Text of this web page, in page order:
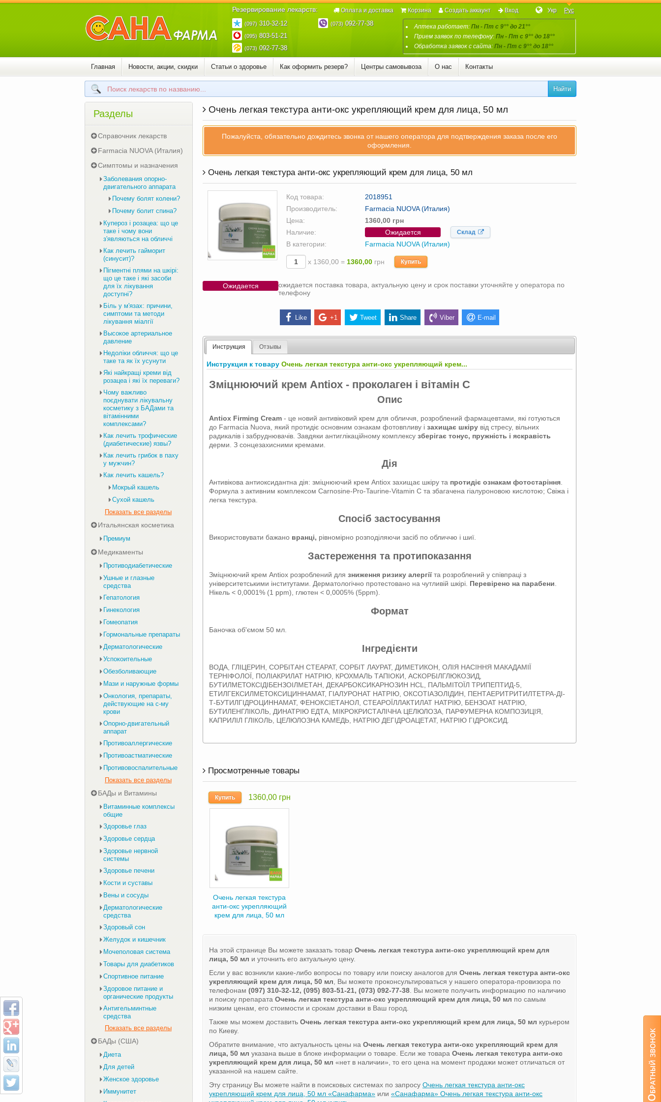
Резервирование лекарств:
(097)310-32-12
(095)803-51-21
(073)092-77-38
(073)092-77-38 Аптека работает:Пн - Пт с 9°° до 21°°
Прием заявок по телефону:Пн - Пт с 9°° до 18°°
Обработка заявок с сайта:Пн - Пт с 9°° до 18°°
Укр Рус
Оплата и доставка Корзина Создать аккаунт Вход
Главная Новости, акции, скидки Статьи о здоровье Как оформить резерв? Центры самовывоза О нас Контакты
Найти
Очень легкая текстура анти-окс укрепляющий крем для лица, 50 мл
Пожалуйста, обязательно дождитесь звонка от нашего оператора для подтверждения заказа после его
оформления.
Очень легкая текстура анти-окс укрепляющий крем для лица, 50 мл
Код товара:
2018951
Производитель:
Farmacia NUOVA (Италия)
Цена:
1360,00 грн
Наличие:
Ожидается Склад
В категории: Farmacia NUOVA (Италия)
х 1360,00 = 1360,00 грн Купить
Ожидается
ожидается поставка товара, актуальную цену и срок поставки уточняйте у оператора по
телефону
Like +1 Tweet Share Viber E-mail
Инструкция Отзывы
Инструкция к товаруОчень легкая текстура анти-окс укрепляющий крем...
Зміцнюючий крем Antiox - проколаген і вітамін С
Опис
Antiox Firming Cream - це новий антивіковий крем для обличчя, розроблений фармацевтами, які готуються
до Farmacia Nuova, який протидіє основним ознакам фотовпливу ізахищає шкіру від стресу, вільних
радикалів і забруднювачів. Завдяки антиглікаційному комплексузберігає тонус, пружність і яскравість
дерми. З сонцезахисними кремами.
Дія
Антивікова антиоксидантна дія: зміцнюючий крем Antiox захищає шкіру та протидіє ознакам фотостаріння
Формула з активним комплексом Carnosine-Pro-Taurine-Vitamin C та збагачена гіалуроновою кислотою; Свіжа і
легка текстура.
Спосіб застосування
Використовувати бажано вранці, рівномірно розподіляючи засіб по обличчю і шиї.
Застереження та протипоказання
Зміцнюючий крем Antiox розроблений длязниження ризику алергіїта розроблений у співпраці з
університетськими інститутами. Дерматологічно протестовано на чутливій шкірі. Перевірено на парабени
Нікель < 0,0001% (1 ppm), глютен < 0,0005% (5ppm).
Формат
Баночка об'ємом 50 мл.
Інгредієнти
ВОДА, ГЛІЦЕРИН, СОРБІТАН СТЕАРАТ, СОРБІТ ЛАУРАТ, ДИМЕТИКОН, ОЛІЯ НАСІННЯ МАКАДАМІЇ
ТЕРНІФОЛОЇ, ПОЛІАКРИЛАТ НАТРІЮ, КРОХМАЛЬ ТАПІОКИ, АСКОРБІЛГЛЮКОЗИД,
БУТИЛМЕТОКСІДІБЕНЗОІЛМЕТАН, ДЕКАРБОКСИКАРНОЗИН HCL, ПАЛЬМІТОЇЛ ТРИПЕПТИД-5,
ЕТИЛГЕКСИЛМЕТОКСИЦИННАМАТ, ГІАЛУРОНАТ НАТРІЮ, ОКСОТІАЗОЛІДИН, ПЕНТАЕРИТРИТИЛТЕТРА-ДІ-
Т-БУТИЛГІДРОЦИННАМАТ, ФЕНОКСІЕТАНОЛ, СТЕАРОЇЛЛАКТИЛАТ НАТРІЮ, БЕНЗОАТ НАТРІЮ,
БУТИЛЕНГЛІКОЛЬ, ДИНАТРІЮ ЕДТА, МІКРОКРИСТАЛІЧНА ЦЕЛЮЛОЗА, ПАРФУМЕРНА КОМПОЗИЦІЯ,
КАПРИЛІЛ ГЛІКОЛЬ, ЦЕЛЮЛОЗНА КАМЕДЬ, НАТРІЮ ДЕГІДРОАЦЕТАТ, НАТРІЮ ГІДРОКСИД.
Просмотренные товары
Купить 1360,00 грн
Очень легкая текстура
анти-окс укрепляющий
крем для лица, 50 мл
На этой странице Вы можете заказать товар Очень легкая текстура анти-окс укрепляющий крем для
лица, 50 мл и уточнить его актуальную цену.
Если у вас возникли какие-либо вопросы по товару или поиску аналогов для Очень легкая текстура анти-окс
укрепляющий крем для лица, 50 мл , Вы можете проконсультироваться у нашего оператора-провизора по
телефонам (097) 310-32-12, (095) 803-51-21, (073) 092-77-38 . Вы можете получить информацию по наличию
и поиску препарата Очень легкая текстура анти-окс укрепляющий крем для лица, 50 мл по самым
низким ценам, его стоимости и срокам доставки в Ваш город.
Также мы можем доставить Очень легкая текстура анти-окс укрепляющий крем для лица, 50 мл курьером
по Киеву.
Обратите внимание, что актуальность цены на Очень легкая текстура анти-окс укрепляющий крем для
лица, 50 мл указана выше в блоке информации о товаре. Если же товара Очень легкая текстура анти-окс
укрепляющий крем для лица, 50 мл «нет в наличии», то его цена на момент продажи может отличаться от
указанной на нашем сайте.
Эту страницу Вы можете найти в поисковых системах по запросу Очень легкая текстура анти-окс
укрепляющий крем для лица, 50 мл «Санафарма» или «Санафарма» Очень легкая текстура анти-окс
Разделы
Справочник лекарств
Farmacia NUOVA (Италия)
Симптомы и назначения
Заболевания опорно-
двигательного аппарата
Почему болят колени?
Почему болит спина?
Купероз і розацеа: що це
таке і чому вони
з'являються на обличчі
Как лечить гайморит
(синусит)?
Пігментні плями на шкірі:
що це таке і які засоби
для їх лікування
доступні?
Біль у м'язах: причини,
симптоми та методи
лікування міалгії
Высокое артериальное
давление
Недоліки обличчя: що це
таке та як їх усунути
Які найкращі креми від
розацеа і які їх переваги?
Чому важливо
поєднувати лікувальну
косметику з БАДами та
вітамінними
комплексами?
Как лечить трофические
(диабетические) язвы?
Как лечить грибок в паху
у мужчин?
Как лечить кашель?
Мокрый кашель
Сухой кашель
Показать все разделы
Итальянская косметика
Премиум
Медикаменты
Противодиабетические
Ушные и глазные
средства
Гепатология
Гинекология
Гомеопатия
Гормональные препараты
Дерматологические
Успокоительные
Обезболивающие
Мази и наружные формы
Онкология, препараты,
действующие на с-му
крови
Опорно-двигательный
аппарат
Противоаллергические
Противоастматические
Противовоспалительные
Показать все разделы
БАДы и Витамины
Витаминные комплексы
общие
Здоровье глаз
Здоровье сердца
Здоровье нервной
системы
Здоровье печени
Кости и суставы
Вены и сосуды
Дерматологические
средства
Здоровый сон
Желудок и кишечник
Мочеполовая система
Товары для диабетиков
Спортивное питание
Здоровое питание и
органические продукты
Антигельминтные
средства
Показать все разделы
БАДы (США)
Диета
Для детей
Женское здоровье
Иммунитет